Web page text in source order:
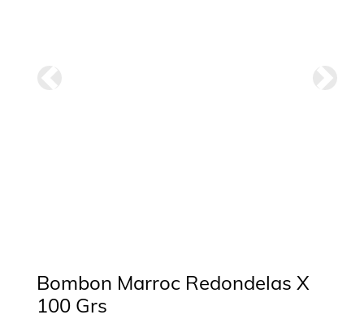
Bombon Marroc Redondelas X
100 Grs